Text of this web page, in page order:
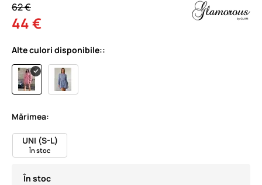
62 €
44 €
Alte culori disponibile::
Mărimea:
UNI (S-L)
În stoc
În stoc